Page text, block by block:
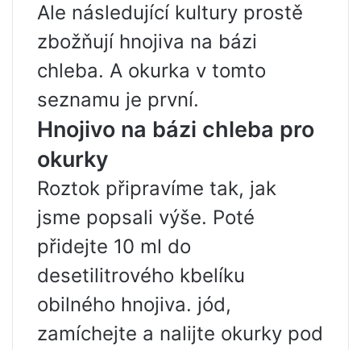
Ale následující kultury prostě
zbožňují hnojiva na bázi
chleba. A okurka v tomto
seznamu je první.
Hnojivo na bázi chleba pro
okurky
Roztok připravíme tak, jak
jsme popsali výše. Poté
přidejte 10 ml do
desetilitrového kbelíku
obilného hnojiva. jód,
zamíchejte a nalijte okurky pod